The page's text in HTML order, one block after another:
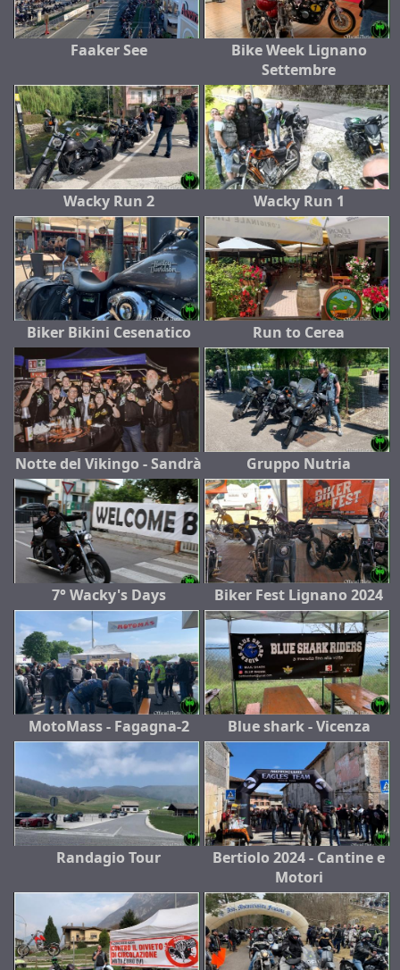
Faaker See
Bike Week Lignano
Settembre
Wacky Run 2 Wacky Run 1
Biker Bikini Cesenatico Run to Cerea
Notte del Vikingo - Sandrà Gruppo Nutria
7° Wacky's Days Biker Fest Lignano 2024
MotoMass - Fagagna-2 Blue shark - Vicenza
Randagio Tour
Bertiolo 2024 - Cantine e
Motori